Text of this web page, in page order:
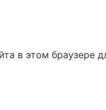
в этом браузере